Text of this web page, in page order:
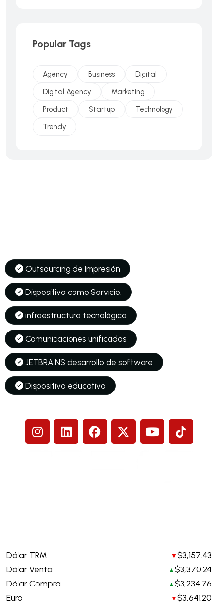
Popular Tags
Agency Business
Digital
Digital Agency
Marketing
Product
Startup
Technology
Trendy
Outsourcing de Impresión
Dispositivo como Servicio.
infraestructura tecnológica
Comunicaciones unificadas
JETBRAINS desarrollo de software
Dispositivo educativo
Dólar TRM ▼ $3,157.43
Dólar Venta
▲ $3,370.24
Dólar Compra
▲ $3,234.76
Euro
▼ $3,641.20